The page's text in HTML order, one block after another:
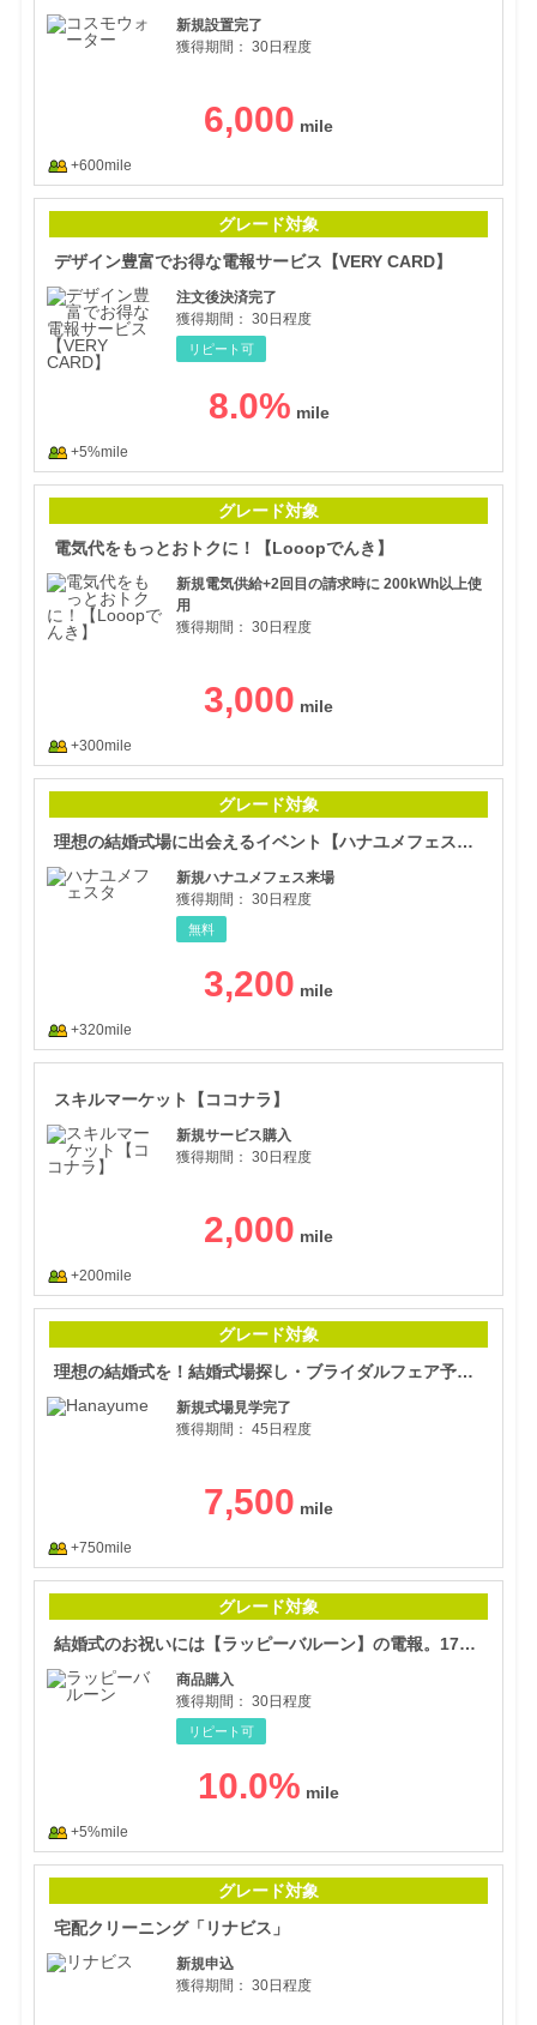
新規設置完了
獲得期間： 30日程度
6,000
+600mile
グレード対象
デザイン豊富でお得な電報サービス【VERY CARD】
注文後決済完了
獲得期間： 30日程度
リピート可
8.0%
+5%mile
グレード対象
電気代をもっとおトクに！【Looopでんき】
新規電気供給+2回目の請求時に 200kWh以上使
用
獲得期間： 30日程度
3,000
+300mile
グレード対象
理想の結婚式場に出会えるイベント【ハナユメフェスタ】
新規ハナユメフェス来場
獲得期間： 30日程度
無料
3,200
+320mile
スキルマーケット【ココナラ】
新規サービス購入
獲得期間： 30日程度
2,000
+200mile
グレード対象
理想の結婚式を！結婚式場探し・ブライダルフェア予約サイト【Hanayume】
新規式場見学完了
獲得期間： 45日程度
7,500
+750mile
グレード対象
結婚式のお祝いには【ラッピーバルーン】の電報。17時までのご注文で即日出荷対応！
商品購入
獲得期間： 30日程度
リピート可
10.0%
+5%mile
グレード対象
宅配クリーニング「リナビス」
新規申込
獲得期間： 30日程度